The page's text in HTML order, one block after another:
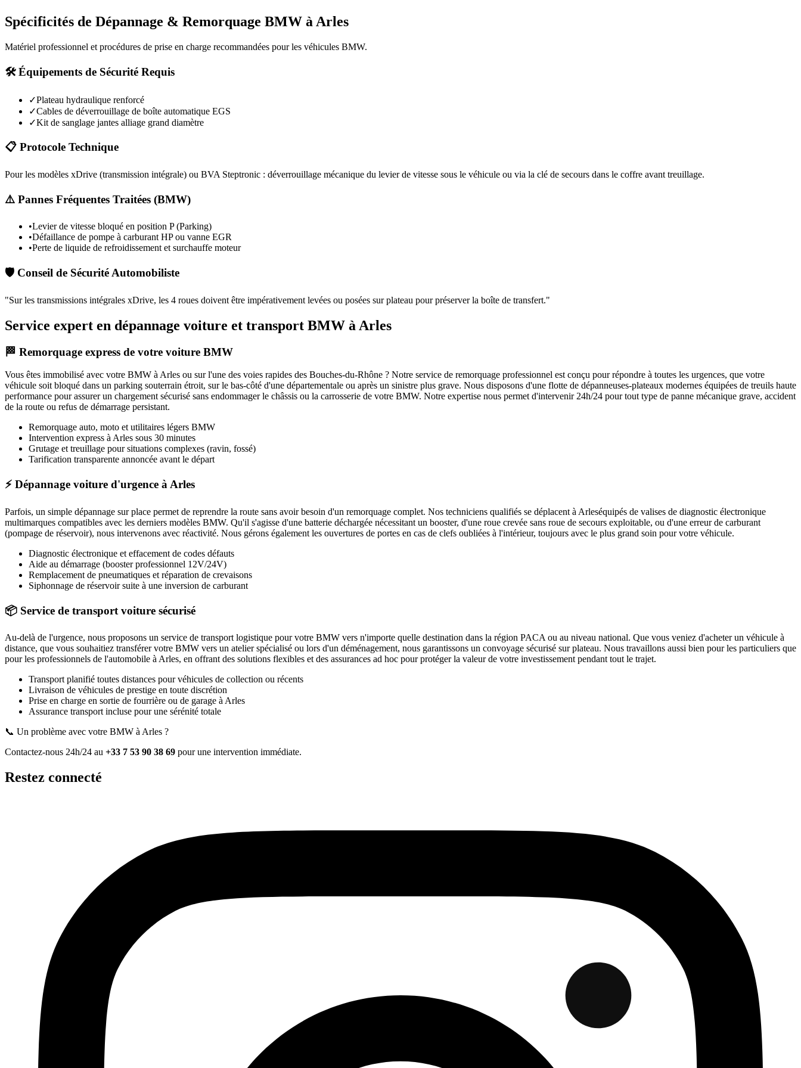
Spécificités de Dépannage & Remorquage BMW à Arles
Matériel professionnel et procédures de prise en charge recommandées pour les véhicules BMW.
🛠️ Équipements de Sécurité Requis
✓Plateau hydraulique renforcé
✓Cables de déverrouillage de boîte automatique EGS
✓Kit de sanglage jantes alliage grand diamètre
📋 Protocole Technique
Pour les modèles xDrive (transmission intégrale) ou BVA Steptronic : déverrouillage mécanique du levier de vitesse sous le véhicule ou via la clé de secours dans le coffre avant treuillage.
⚠️ Pannes Fréquentes Traitées (BMW)
•Levier de vitesse bloqué en position P (Parking)
•Défaillance de pompe à carburant HP ou vanne EGR
•Perte de liquide de refroidissement et surchauffe moteur
🛡️ Conseil de Sécurité Automobiliste
"Sur les transmissions intégrales xDrive, les 4 roues doivent être impérativement levées ou posées sur plateau pour préserver la boîte de transfert."
Service expert en dépannage voiture et transport BMW à Arles
🏁 Remorquage express de votre voiture BMW
Vous êtes immobilisé avec votre BMW à Arles ou sur l'une des voies rapides des Bouches-du-Rhône ? Notre service de remorquage professionnel est conçu pour répondre à toutes les urgences, que votre
véhicule soit bloqué dans un parking souterrain étroit, sur le bas-côté d'une départementale ou après un sinistre plus grave. Nous disposons d'une flotte de dépanneuses-plateaux modernes équipées de treuils haute
performance pour assurer un chargement sécurisé sans endommager le châssis ou la carrosserie de votre BMW. Notre expertise nous permet d'intervenir 24h/24 pour tout type de panne mécanique grave, accident
de la route ou refus de démarrage persistant.
Remorquage auto, moto et utilitaires légers BMW
Intervention express à Arles sous 30 minutes
Grutage et treuillage pour situations complexes (ravin, fossé)
Tarification transparente annoncée avant le départ
⚡ Dépannage voiture d'urgence à Arles
Parfois, un simple dépannage sur place permet de reprendre la route sans avoir besoin d'un remorquage complet. Nos techniciens qualifiés se déplacent à Arleséquipés de valises de diagnostic électronique
multimarques compatibles avec les derniers modèles BMW. Qu'il s'agisse d'une batterie déchargée nécessitant un booster, d'une roue crevée sans roue de secours exploitable, ou d'une erreur de carburant
(pompage de réservoir), nous intervenons avec réactivité. Nous gérons également les ouvertures de portes en cas de clefs oubliées à l'intérieur, toujours avec le plus grand soin pour votre véhicule.
Diagnostic électronique et effacement de codes défauts
Aide au démarrage (booster professionnel 12V/24V)
Remplacement de pneumatiques et réparation de crevaisons
Siphonnage de réservoir suite à une inversion de carburant
📦 Service de transport voiture sécurisé
Au-delà de l'urgence, nous proposons un service de transport logistique pour votre BMW vers n'importe quelle destination dans la région PACA ou au niveau national. Que vous veniez d'acheter un véhicule à
distance, que vous souhaitiez transférer votre BMW vers un atelier spécialisé ou lors d'un déménagement, nous garantissons un convoyage sécurisé sur plateau. Nous travaillons aussi bien pour les particuliers que
pour les professionnels de l'automobile à Arles, en offrant des solutions flexibles et des assurances ad hoc pour protéger la valeur de votre investissement pendant tout le trajet.
Transport planifié toutes distances pour véhicules de collection ou récents
Livraison de véhicules de prestige en toute discrétion
Prise en charge en sortie de fourrière ou de garage à Arles
Assurance transport incluse pour une sérénité totale
📞 Un problème avec votre BMW à Arles ?
Contactez-nous 24h/24 au +33 7 53 90 38 69 pour une intervention immédiate.
Restez connecté